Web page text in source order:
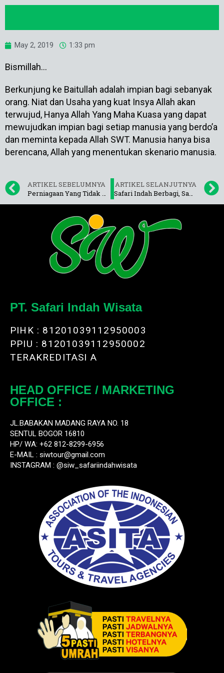
May 2, 2019 1:33 pm
Bismillah…
Berkunjung ke Baitullah adalah impian bagi sebanyak
orang. Niat dan Usaha yang kuat Insya Allah akan
terwujud, Hanya Allah Yang Maha Kuasa yang dapat
mewujudkan impian bagi setiap manusia yang berdo’a
dan meminta kepada Allah SWT. Manusia hanya bisa
berencana, Allah yang menentukan skenario manusia.
ARTIKEL SEBELUMNYA
Perniagaan Yang Tidak Akan Pernah Rugi
ARTIKEL SELANJUTNYA
Safari Indah Berbagi, Santunan Dhuafa
PT. Safari Indah Wisata
PIHK : 81201039112950003
PPIU : 81201039112950002
TERAKREDITASI A
HEAD OFFICE / MARKETING
OFFICE :
JL.BABAKAN MADANG RAYA NO. 18
SENTUL BOGOR 16810
HP/ WA: +62 812-8299-6956
E-MAIL : siwtour@gmail.com
INSTAGRAM : @siw_safariindahwisata